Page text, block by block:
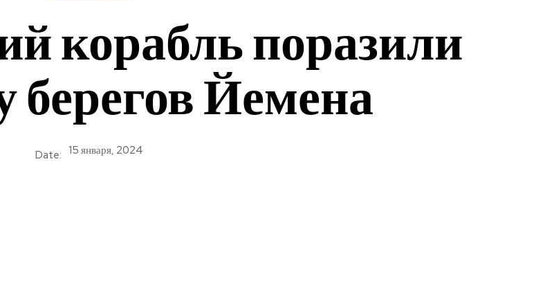
корабль поразили
берегов Йемена
Date: 15 января, 2024